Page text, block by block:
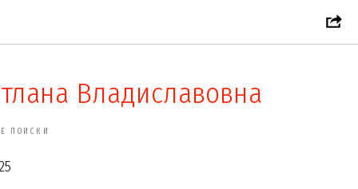
Владиславовна
ПОИСКИ